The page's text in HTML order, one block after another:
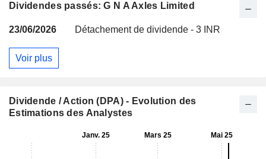
Dividendes passés: G N A Axles Limited
23/06/2026 Détachement de dividende - 3 INR
Voir plus
Dividende / Action (DPA) - Evolution des
Estimations des Analystes